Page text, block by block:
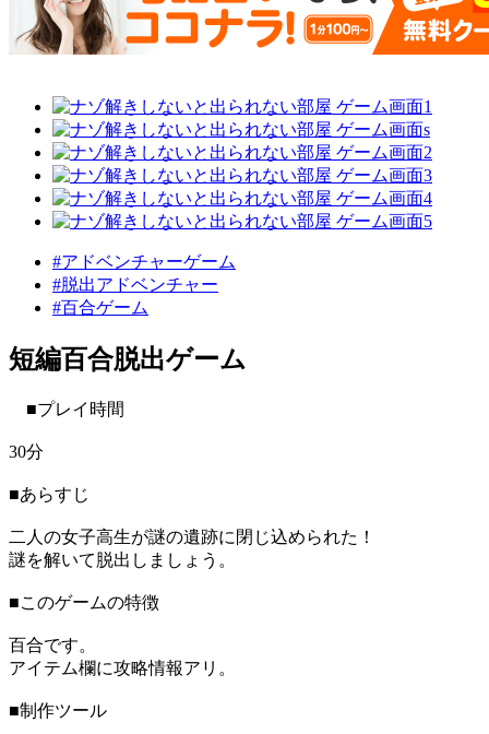
#アドベンチャーゲーム
#脱出アドベンチャー
#百合ゲーム
短編百合脱出ゲーム
■プレイ時間
30分
■あらすじ
二人の女子高生が謎の遺跡に閉じ込められた！
謎を解いて脱出しましょう。
■このゲームの特徴
百合です。
アイテム欄に攻略情報アリ。
■制作ツール